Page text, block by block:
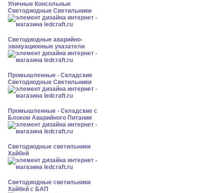
Уличные Консольные
Светодиодные Светильники
Светодиодные аварийно-
эвакуационные указатели
Промышленные - Складские
Светодиодные Светильники
Промышленные - Складские с
Блоком Аварийного Питания
Светодиодные светильники
Хайбей
Светодиодные светильники
Хайбей с БАП